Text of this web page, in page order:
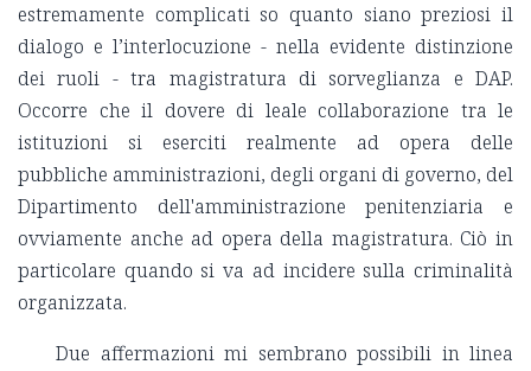
estremamente complicati so quanto siano preziosi il
dialogo e l’interlocuzione - nella evidente distinzione
dei ruoli - tra magistratura di sorveglianza e DAP.
Occorre che il dovere di leale collaborazione tra le
istituzioni si eserciti realmente ad opera delle
pubbliche amministrazioni, degli organi di governo, del
Dipartimento dell'amministrazione penitenziaria e
ovviamente anche ad opera della magistratura. Ciò in
particolare quando si va ad incidere sulla criminalità
organizzata.
Due affermazioni mi sembrano possibili in linea